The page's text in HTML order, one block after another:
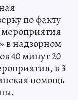
по факту
в надзорном
40 минут 20
в 3
помощь